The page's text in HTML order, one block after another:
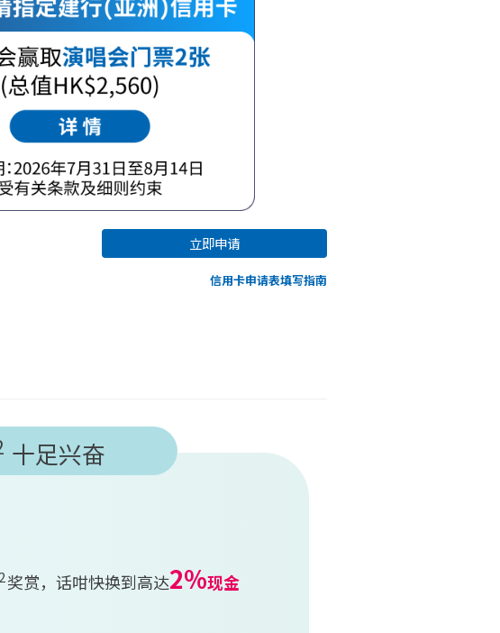
立即申请
信用卡申请表填写指南
十足兴奋
2奖赏，话咁快换到高达2%现金